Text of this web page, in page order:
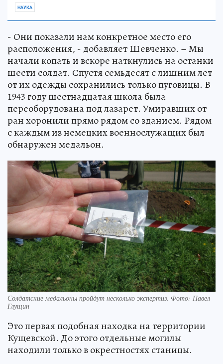
НАУКА
- Они показали нам конкретное место его
расположения, - добавляет Шевченко. – Мы
начали копать и вскоре наткнулись на останки
шести солдат. Спустя семьдесят с лишним лет
от их одежды сохранились только пуговицы. В
1943 году шестнадцатая школа была
переоборудована под лазарет. Умиравших от
ран хоронили прямо рядом со зданием. Рядом
с каждым из немецких военнослужащих был
обнаружен медальон.
Солдатские медальоны пройдут несколько экспертиз. Фото: Павел
Глущин
Это первая подобная находка на территории
Кущевской. До этого отдельные могилы
находили только в окрестностях станицы.